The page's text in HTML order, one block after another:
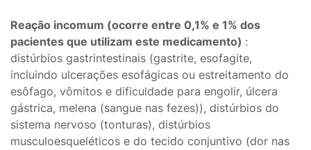
Reação incomum (ocorre entre 0,1% e 1% dos
pacientes que utilizam este medicamento) :
distúrbios gastrintestinais (gastrite, esofagite,
incluindo ulcerações esofágicas ou estreitamento do
esôfago, vômitos e dificuldade para engolir, úlcera
gástrica, melena (sangue nas fezes)), distúrbios do
sistema nervoso (tonturas), distúrbios
musculoesqueléticos e do tecido conjuntivo (dor nas